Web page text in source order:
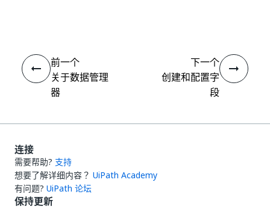
前一个
关于数据管理
器
下一个
创建和配置字
段
连接
需要帮助? 支持
想要了解详细内容？ UiPath Academy
有问题? UiPath 论坛
保持更新